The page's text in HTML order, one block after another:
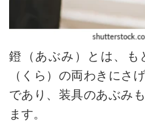
鐙（あぶみ）とは、も
（くら）の両わきにさ
であり、装具のあぶみ
ます。